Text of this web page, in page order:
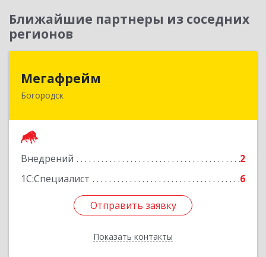
Ближайшие партнеры из соседних
регионов
Мегафрейм
Богородск
Внедрений
2
1С:Специалист
6
Отправить заявку
Показать контакты
607600, Нижегородская обл, Богородск г,
Отправить заявку
Назад